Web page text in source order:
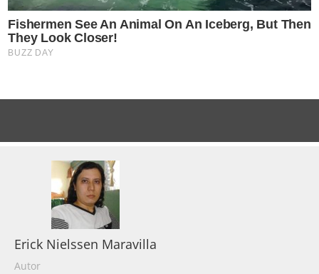
Erick Nielssen Maravilla
Autor